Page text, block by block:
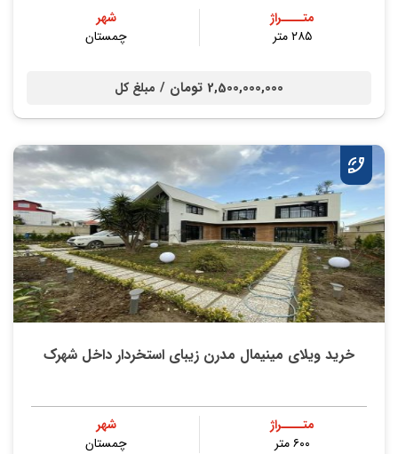
متــــراژ
۲۸۵ متر
شهر
چمستان
2,500,000,000 تومان / مبلغ کل
خرید ویلای مینیمال مدرن زیبای استخردار داخل شهرک
متــــراژ
۶۰۰ متر
شهر
چمستان